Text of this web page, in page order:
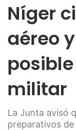
Níger
aéreo
militar
La Junta avisó
preparativos